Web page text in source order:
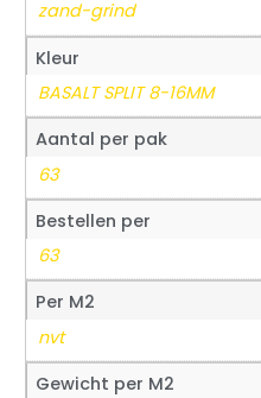
zand-grind
Kleur
BASALT SPLIT 8-16MM
Aantal per pak
63
Bestellen per
63
Per M2
nvt
Gewicht per M2